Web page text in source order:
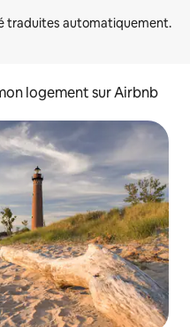
logement sur Airbnb